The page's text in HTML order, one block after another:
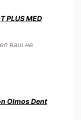
PLUS MED
ваш не
Olmos Dent